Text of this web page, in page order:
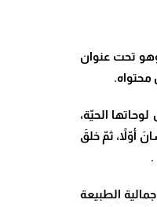
وهو تحت عنوان
محتواه.
الحيّة،
أوّلاً، ثمّ خلقَ
.
الطبيعة